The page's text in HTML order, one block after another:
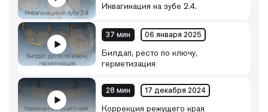
Инвагинация на зубе 2.4.
37 мин 06 января 2025
Билдап, ресто по ключу,
герметизация
28 мин 17 декабря 2024
Коррекция режущего края